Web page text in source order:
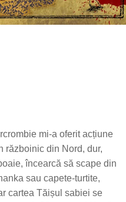
mi-a oferit acțiune
războinic din Nord, dur,
încearcă să scape din
sau capete-turtite,
cartea Tăișul sabiei se